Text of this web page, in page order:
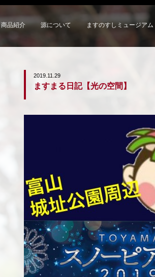
商品紹介 源について ますのすしミュージアム
2019.11.29
ますまる日記【光の空間】